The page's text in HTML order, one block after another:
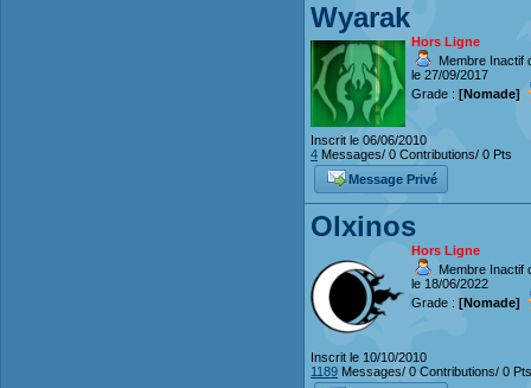
Wyarak
Hors Ligne
Membre Inactif
le 27/09/2017
Grade : [Nomade]
Inscrit le 06/06/2010
4 Messages/ 0 Contributions/ 0 Pts
Message Privé
Olxinos
Hors Ligne
Membre Inactif
le 18/06/2022
Grade : [Nomade]
Inscrit le 10/10/2010
1189 Messages/ 0 Contributions/ 0 Pts